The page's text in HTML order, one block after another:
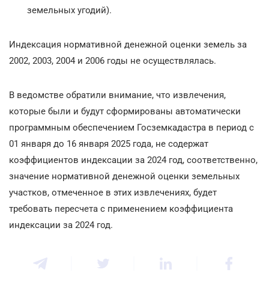
земельных угодий).
Индексация нормативной денежной оценки земель за
2002, 2003, 2004 и 2006 годы не осуществлялась.
В ведомстве обратили внимание, что извлечения,
которые были и будут сформированы автоматически
программным обеспечением Госземкадастра в период с
01 января до 16 января 2025 года, не содержат
коэффициентов индексации за 2024 год, соответственно,
значение нормативной денежной оценки земельных
участков, отмеченное в этих извлечениях, будет
требовать пересчета с применением коэффициента
индексации за 2024 год.